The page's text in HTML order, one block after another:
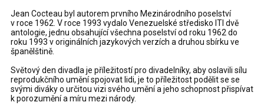
Jean Cocteau byl autorem prvního Mezinárodního poselství
v roce 1962. V roce 1993 vydalo Venezuelské středisko ITI dvě
antologie, jednu obsahující všechna poselství od roku 1962 do
roku 1993 v originálních jazykových verzích a druhou sbírku ve
španělštině.
Světový den divadla je příležitostí pro divadelníky, aby oslavili sílu
reprodukčního umění spojovat lidi, je to příležitost podělit se se
svými diváky o určitou vizi svého umění a jeho schopnost přispívat
k porozumění a míru mezi národy.